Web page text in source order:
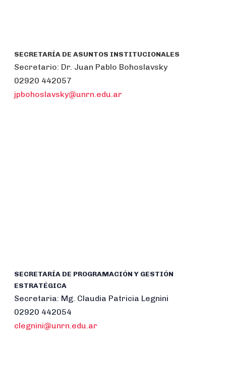
SECRETARÍA DE ASUNTOS INSTITUCIONALES
Secretario: Dr. Juan Pablo Bohoslavsky
02920 442057
jpbohoslavsky@unrn.edu.ar
SECRETARÍA DE PROGRAMACIÓN Y GESTIÓN
ESTRATÉGICA
Secretaria: Mg. Claudia Patricia Legnini
02920 442054
clegnini@unrn.edu.ar